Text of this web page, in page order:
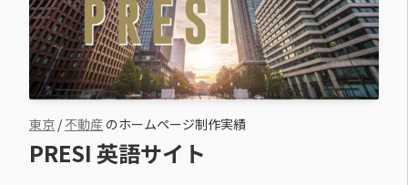
東京 /不動産 のホームページ制作実績
PRESI 英語サイト